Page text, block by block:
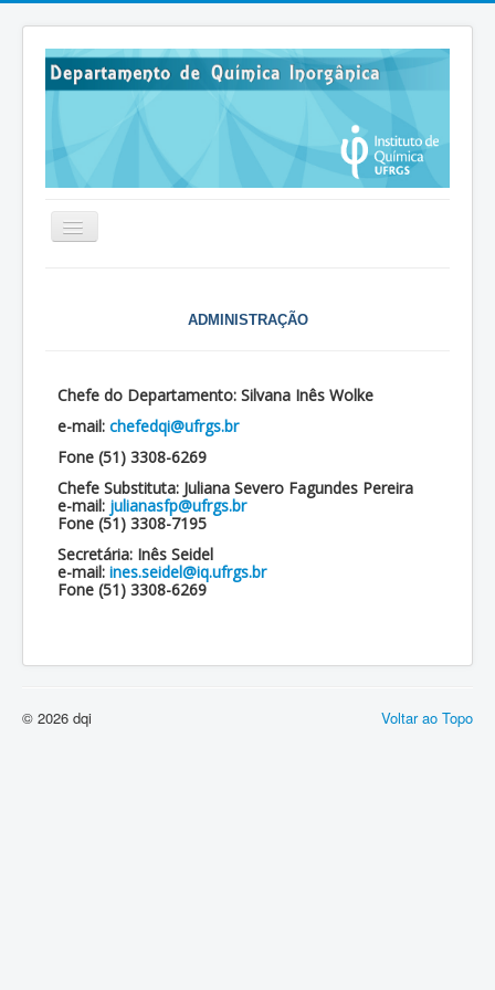
DISCIPLINAS
PESQUISA
EXTENSÃO
FORMULÁRIOS
REGIMENTO
ADMINISTRAÇÃO
Chefe do Departamento:Silvana Inês Wolke
e-mail: chefedqi@ufrgs.br
Fone (51) 3308-6269
Chefe Substituta:Juliana Severo Fagundes Pereira
e-mail: julianasfp@ufrgs.br
Fone (51) 3308-7195
Secretária:Inês Seidel
e-mail: ines.seidel@iq.ufrgs.br
Fone (51) 3308-6269
Voltar ao Topo
© 2026 dqi